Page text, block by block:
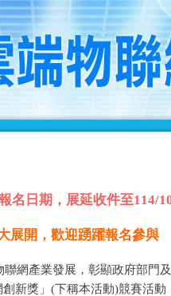
名日期，展延收件至114/
展開，歡迎踴躍報名參與
網產業發展，彰顯政府部門
新獎」(下稱本活動)競賽活動